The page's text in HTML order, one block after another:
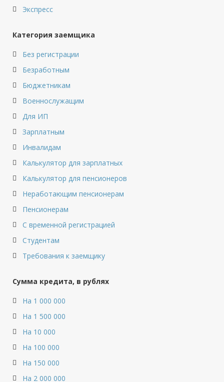
Экспресс
Категория заемщика
Без регистрации
Безработным
Бюджетникам
Военнослужащим
Для ИП
Зарплатным
Инвалидам
Калькулятор для зарплатных
Калькулятор для пенсионеров
Неработающим пенсионерам
Пенсионерам
С временной регистрацией
Студентам
Требования к заемщику
Сумма кредита, в рублях
На 1 000 000
На 1 500 000
На 10 000
На 100 000
На 150 000
На 2 000 000